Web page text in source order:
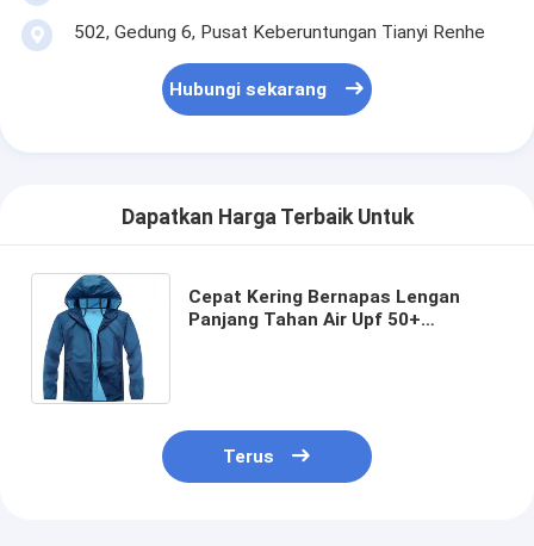
502, Gedung 6, Pusat Keberuntungan Tianyi Renhe
Hubungi sekarang
Dapatkan Harga Terbaik Untuk
Cepat Kering Bernapas Lengan
Panjang Tahan Air Upf 50+
Terus